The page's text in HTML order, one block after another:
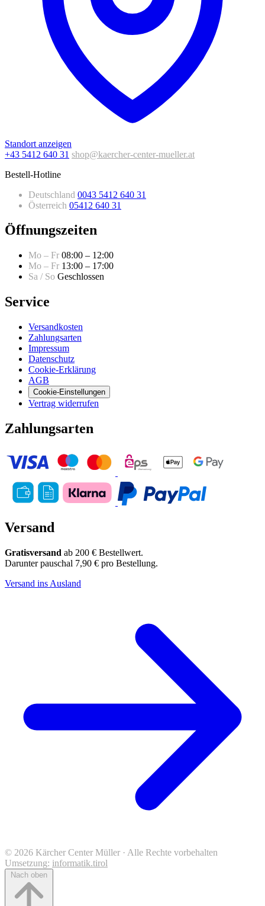
Standort anzeigen
+43 5412 640 31 shop@kaercher-center-mueller.at
Bestell-Hotline
Deutschland 0043 5412 640 31
Österreich 05412 640 31
Öffnungszeiten
Mo – Fr 08:00 – 12:00
Mo – Fr 13:00 – 17:00
Sa / So Geschlossen
Service
Versandkosten
Zahlungsarten
Impressum
Datenschutz
Cookie-Erklärung
AGB
Cookie-Einstellungen
Vertrag widerrufen
Zahlungsarten
Versand
Gratisversand ab 200 € Bestellwert.
Darunter pauschal 7,90 € pro Bestellung.
Versand ins Ausland
© 2026 Kärcher Center Müller · Alle Rechte vorbehalten
Umsetzung: informatik.tirol
Nach oben